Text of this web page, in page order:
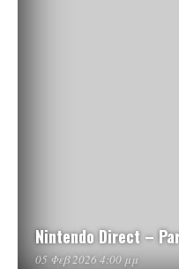
Nintendo Direct –
05 Φεβ 2026 4:00 μμ